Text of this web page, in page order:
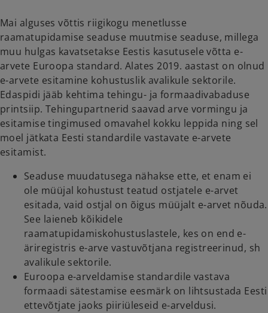
Mai alguses võttis riigikogu menetlusse
raamatupidamise seaduse muutmise seaduse, millega
muu hulgas kavatsetakse Eestis kasutusele võtta e-
arvete Euroopa standard. Alates 2019. aastast on olnud
e-arvete esitamine kohustuslik avalikule sektorile.
Edaspidi jääb kehtima tehingu- ja formaadivabaduse
printsiip. Tehingupartnerid saavad arve vormingu ja
esitamise tingimused omavahel kokku leppida ning sel
moel jätkata Eesti standardile vastavate e-arvete
esitamist.
Seaduse muudatusega nähakse ette, et enam ei
ole müüjal kohustust teatud ostjatele e-arvet
esitada, vaid ostjal on õigus müüjalt e-arvet nõuda.
See laieneb kõikidele
raamatupidamiskohustuslastele, kes on end e-
äriregistris e-arve vastuvõtjana registreerinud, sh
avalikule sektorile.
Euroopa e-arveldamise standardile vastava
formaadi sätestamise eesmärk on lihtsustada Eesti
ettevõtjate jaoks piiriüleseid e-arveldusi.